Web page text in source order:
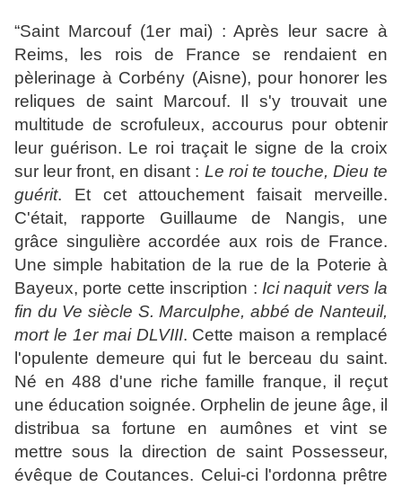
“Saint Marcouf (1er mai) : Après leur sacre à
Reims, les rois de France se rendaient en
pèlerinage à Corbény (Aisne), pour honorer les
reliques de saint Marcouf. Il s'y trouvait une
multitude de scrofuleux, accourus pour obtenir
leur guérison. Le roi traçait le signe de la croix
sur leur front, en disant : Le roi te touche, Dieu te
guérit. Et cet attouchement faisait merveille.
C'était, rapporte Guillaume de Nangis, une
grâce singulière accordée aux rois de France.
Une simple habitation de la rue de la Poterie à
Bayeux, porte cette inscription : Ici naquit vers la
fin du Ve siècle S. Marculphe, abbé de Nanteuil,
mort le 1er mai DLVIII. Cette maison a remplacé
l'opulente demeure qui fut le berceau du saint.
Né en 488 d'une riche famille franque, il reçut
une éducation soignée. Orphelin de jeune âge, il
distribua sa fortune en aumônes et vint se
mettre sous la direction de saint Possesseur,
évêque de Coutances. Celui-ci l'ordonna prêtre